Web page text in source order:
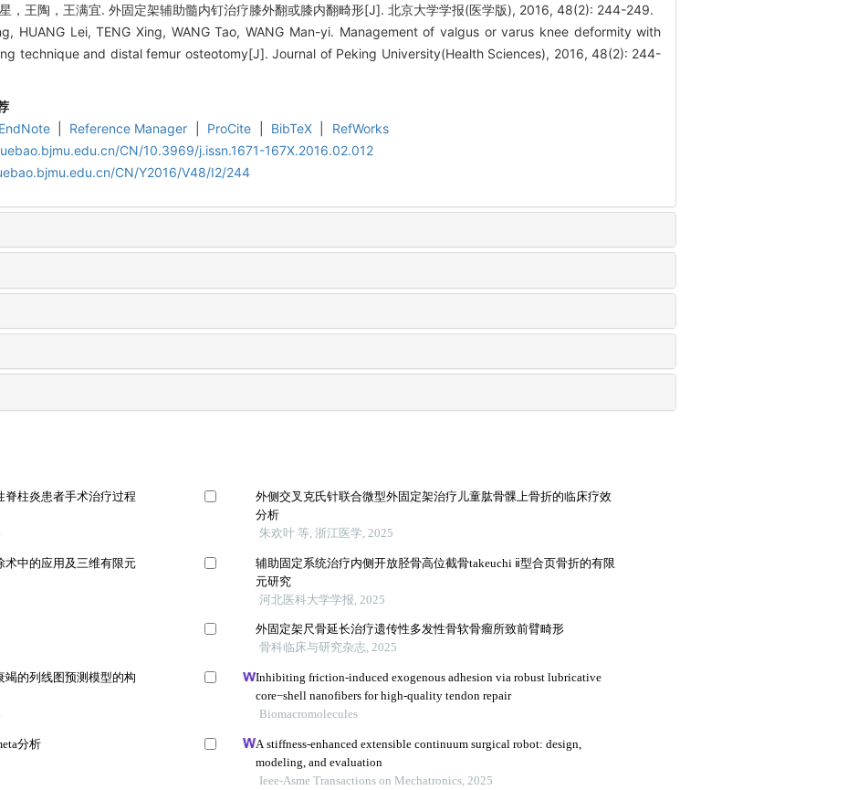
，王陶，王满宜. 外固定架辅助髓内钉治疗膝外翻或膝内翻畸形[J]. 北京大学学报(医学版), 2016, 48(2): 244-249.
HUANG Lei, TENG Xing, WANG Tao, WANG Man-yi. Management of valgus or varus knee deformity with
technique and distal femur osteotomy[J]. Journal of Peking University(Health Sciences), 2016, 48(2): 244-
EndNote Reference Manager ProCite BibTeX
RefWorks
CN/10.3969/j.issn.1671-167X.2016.02.012
CN/Y2016/V48/I2/244
柱炎患者手术治疗过程
术中的应用及三维有限元
的列线图预测模型的构
分析
外侧交叉克氏针联合微型外固定架治疗儿童肱骨髁上骨折的临床疗效
分析
朱欢叶 等, 浙江医学, 2025
辅助固定系统治疗内侧开放胫骨高位截骨takeuchi ⅱ型合页骨折的有限
元研究
河北医科大学学报, 2025
外固定架尺骨延长治疗遗传性多发性骨软骨瘤所致前臂畸形
骨科临床与研究杂志, 2025
Inhibiting friction-induced exogenous adhesion via robust lubricative
core−shell nanofibers for high-quality tendon repair
Biomacromolecules
A stiffness-enhanced extensible continuum surgical robot: design,
modeling, and evaluation
Ieee-Asme Transactions on Mechatronics, 2025